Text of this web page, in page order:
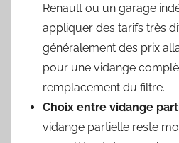
Renault ou un garage
appliquer des tarifs très
généralement des prix
pour une vidange
remplacement du filtre.
Choix entre vidange
vidange partielle reste